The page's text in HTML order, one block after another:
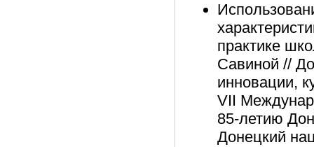
практике
Савиной //
инновации,
VII
85-летию
Донецкий